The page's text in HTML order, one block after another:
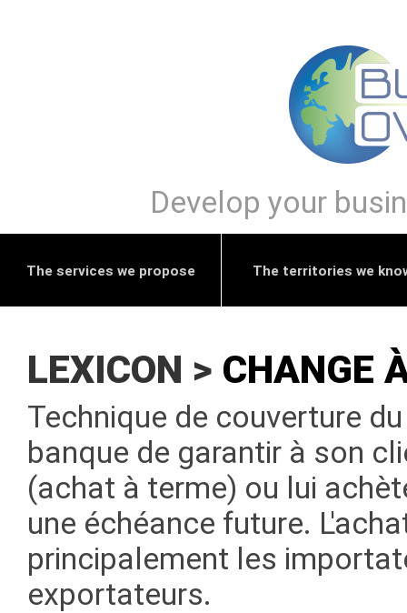
Develop your
The services we propose The territories we
LEXICON > CHANGE
Technique de couverture
banque de garantir à son
(achat à terme) ou lui
une échéance future.
principalement les
exportateurs.